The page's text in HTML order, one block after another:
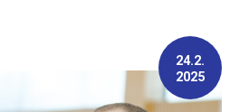
24.2.
2025